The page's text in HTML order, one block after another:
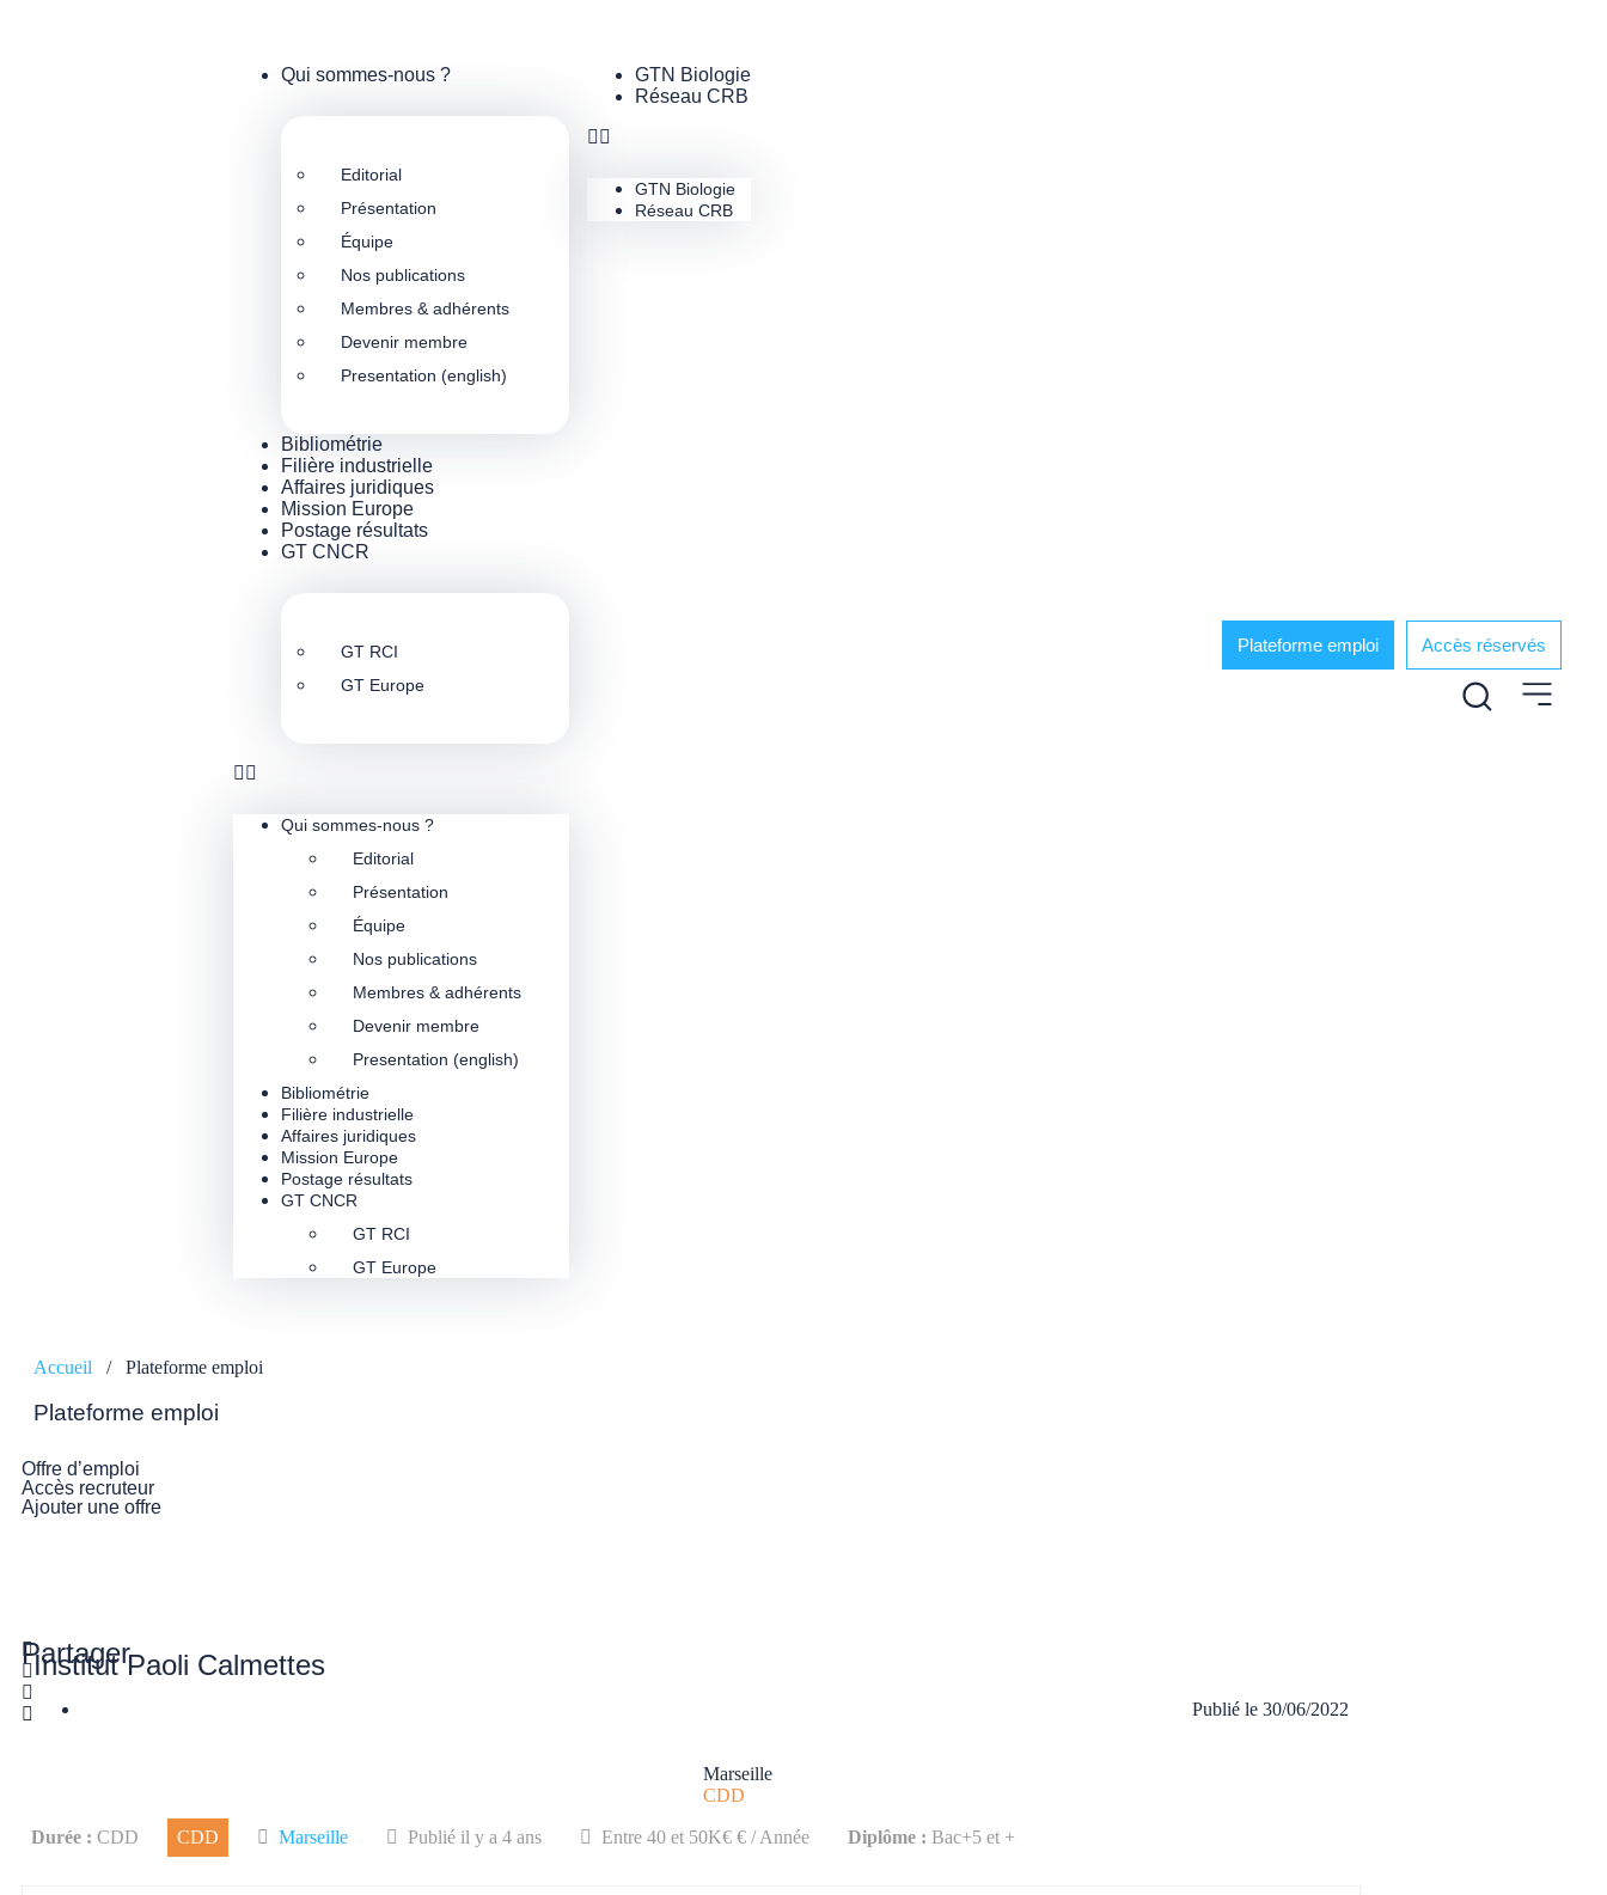
Qui sommes-nous ?
Editorial
Présentation
Équipe
Nos publications
Membres & adhérents
Devenir membre
Presentation (english)
Bibliométrie
Filière industrielle
Affaires juridiques
Mission Europe
Postage résultats
GT CNCR
GT RCI
GT Europe
Qui sommes-nous ?
Editorial
Présentation
Équipe
Nos publications
Membres & adhérents
Devenir membre
Presentation (english)
Bibliométrie
Filière industrielle
Affaires juridiques
Mission Europe
Postage résultats
GT CNCR
GT RCI
GT Europe
GTN Biologie
Réseau CRB
GTN Biologie
Réseau CRB
Plateforme emploi Accès réservés
Accueil / Plateforme emploi
Plateforme emploi
Offre d’emploi
Accès recruteur
Ajouter une offre
Institut Paoli Calmettes
Publié le 30/06/2022
Marseille
CDD
Partager
Durée : CDD CDD Marseille Publié il y a 4 ans Entre 40 et 50K€ € / Année Diplôme : Bac+5 et +